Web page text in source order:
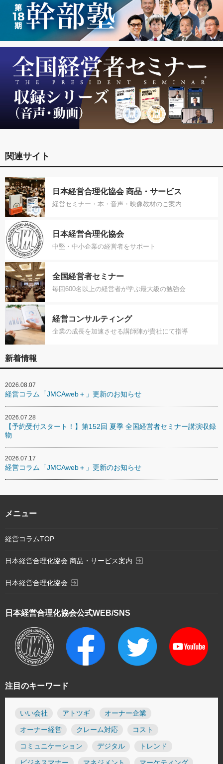
関連サイト
日本経営合理化協会 商品・サービス
経営セミナー・本・音声・映像教材のご案内
日本経営合理化協会
中堅・中小企業の経営者をサポート
全国経営者セミナー
毎回600名以上の経営者が学ぶ最大級の勉強会
経営コンサルティング
企業の成長を加速させる講師陣が貴社にて指導
新着情報
2026.08.07
経営コラム「JMCAweb＋」更新のお知らせ
2026.07.28
【予約受付スタート！】第152回 夏季 全国経営者セミナー講演収録
物
2026.07.17
経営コラム「JMCAweb＋」更新のお知らせ
注目のキーワード
いい会社 アトツギ オーナー企業
オーナー経営 クレーム対応 コスト
コミュニケーション デジタル トレンド
日本経営合理化協会公式WEB/SNS
メニュー
経営コラムTOP
日本経営合理化協会 商品・サービス案内 exit_to_app
日本経営合理化協会 exit_to_app